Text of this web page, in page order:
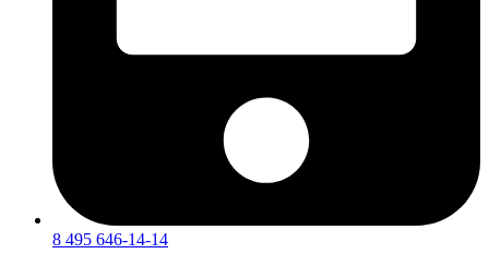
8 495 646-14-14